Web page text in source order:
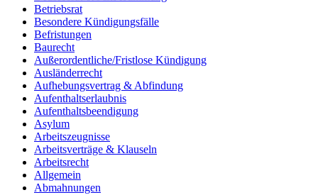
Betriebsrat
Besondere Kündigungsfälle
Befristungen
Baurecht
Außerordentliche/Fristlose Kündigung
Ausländerrecht
Aufhebungsvertrag & Abfindung
Aufenthaltserlaubnis
Aufenthaltsbeendigung
Asylum
Arbeitszeugnisse
Arbeitsverträge & Klauseln
Arbeitsrecht
Allgemein
Abmahnungen